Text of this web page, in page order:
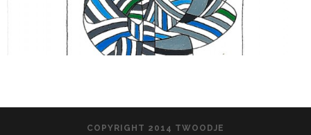
COPYRIGHT 2014 TWOODJE